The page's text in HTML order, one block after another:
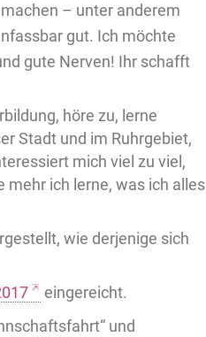
– unter anderem
gut. Ich möchte
gute Nerven! Ihr schafft
höre zu, lerne
Stadt und im Ruhrgebiet,
mich viel zu viel,
mehr ich lerne, was ich alles
wie derjenige sich
eingereicht.
und